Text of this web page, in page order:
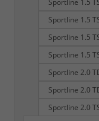
Sportline 1.5
Sportline 1.5
Sportline 1.5
Sportline 1.5
Sportline 2.0
Sportline 2.0
Sportline 2.0